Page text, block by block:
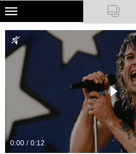
Skip
main
content
NATIONAL GEOGRAPHIC
TRAVELER
PODCASTY
Newsletter
Cuda Polski
0:00 / 0:12